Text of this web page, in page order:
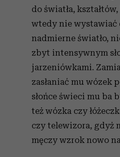
do światła,
wtedy nie wystawiać
nadmierne światło,
zbyt intensywnym
jarzeniówkami.
zasłaniać mu wózek
słońce świeci mu ba
też wózka czy
czy telewizora, gdyż
męczy wzrok nowo